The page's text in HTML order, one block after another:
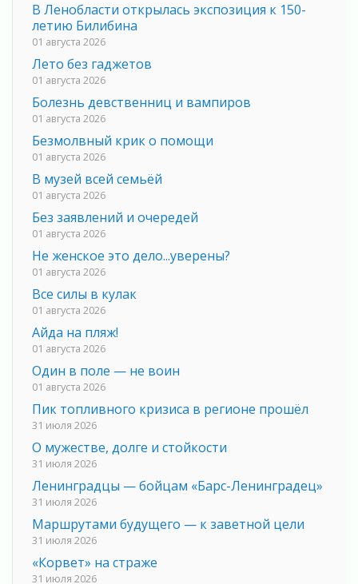
В Ленобласти открылась экспозиция к 150-
летию Билибина
01 августа 2026
Лето без гаджетов
01 августа 2026
Болезнь девственниц и вампиров
01 августа 2026
Безмолвный крик о помощи
01 августа 2026
В музей всей семьёй
01 августа 2026
Без заявлений и очередей
01 августа 2026
Не женское это дело...уверены?
01 августа 2026
Все силы в кулак
01 августа 2026
Айда на пляж!
01 августа 2026
Один в поле — не воин
01 августа 2026
Пик топливного кризиса в регионе прошёл
31 июля 2026
О мужестве, долге и стойкости
31 июля 2026
Ленинградцы — бойцам «Барс-Ленинградец»
31 июля 2026
Маршрутами будущего — к заветной цели
31 июля 2026
«Корвет» на страже
31 июля 2026